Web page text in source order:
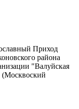
Приход
района
"Валуйская
(Москвоский